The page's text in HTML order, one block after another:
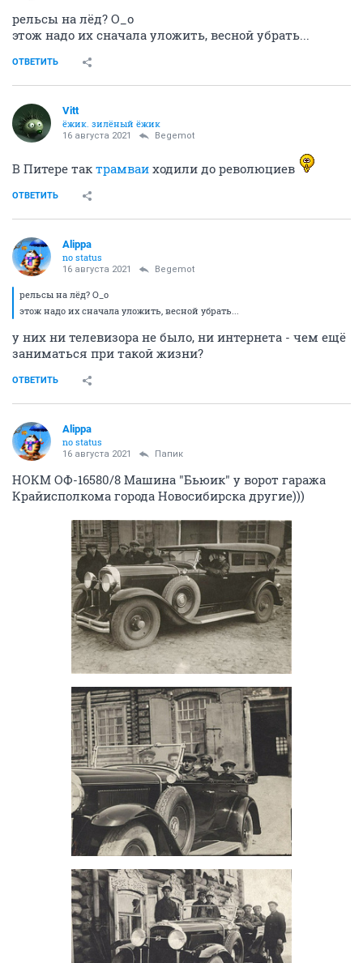
рельсы на лёд? О_о
этож надо их сначала уложить, весной убрать...
ОТВЕТИТЬ
Vitt
ёжик. зилёный ёжик
16 августа 2021 Begemot
В Питере так трамваи ходили до революциев
ОТВЕТИТЬ
Alippa
no status
16 августа 2021 Begemot
рельсы на лёд? О_о
этож надо их сначала уложить, весной убрать...
у них ни телевизора не было, ни интернета - чем ещё
заниматься при такой жизни?
ОТВЕТИТЬ
Alippa
no status
16 августа 2021 Папик
НОКМ ОФ-16580/8 Машина "Бьюик" у ворот гаража
Крайисполкома города Новосибирска другие)))